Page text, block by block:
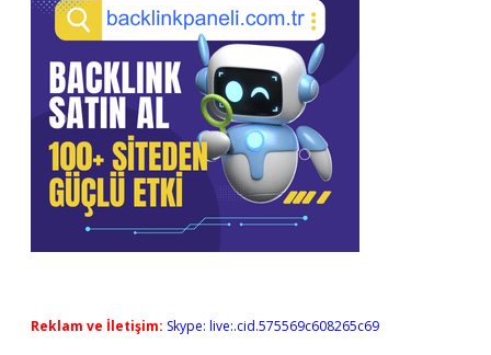
Reklam ve İletişim: Skype: live:.cid.575569c608265c69